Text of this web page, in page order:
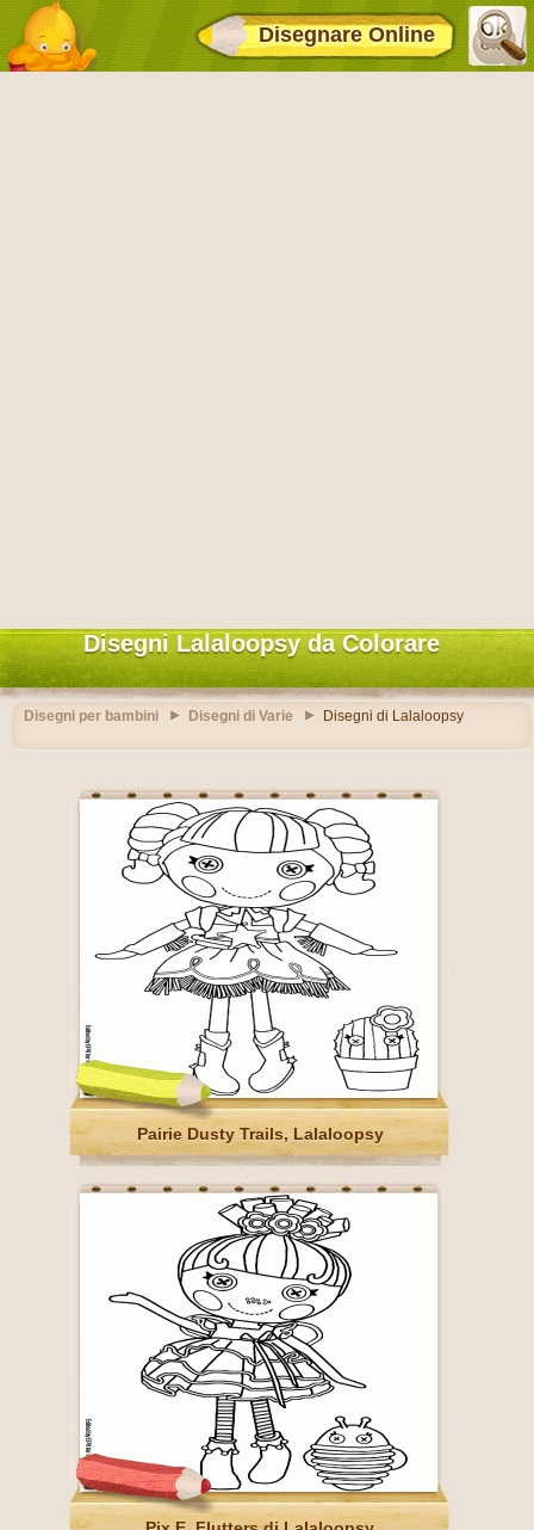
Disegnare Online
Disegni Lalaloopsy da Colorare
Disegni per bambini Disegni di Varie Disegni di Lalaloopsy
Pairie Dusty Trails, Lalaloopsy